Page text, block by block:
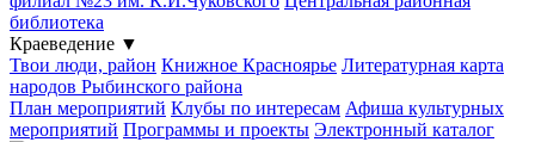
библиотека
Краеведение ▼
Твои люди, район Книжное Красноярье Литературная карта
народов Рыбинского района
План мероприятий Клубы по интересам Афиша культурных
мероприятий Программы и проекты Электронный каталог